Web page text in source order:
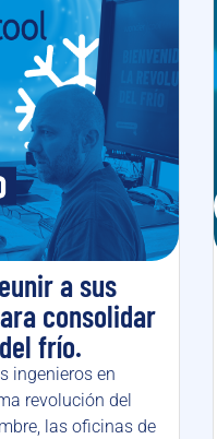
a sus
consolidar
frío.
ingenieros en
revolución del
las oficinas de